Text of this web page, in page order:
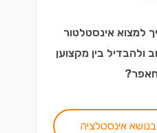
למצוא אינסטלטור
ולהבדיל בין מקצוען
אינסטלציה